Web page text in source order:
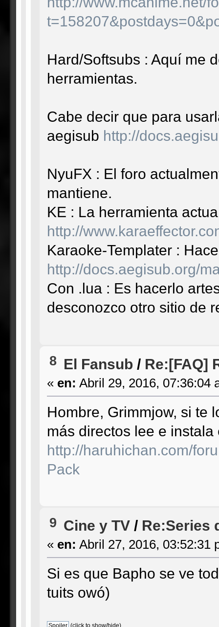
Hard/Softsubs : Aquí me
herramientas.
Cabe decir que para
aegisub http://
NyuFX : El foro
mantiene.
KE : La herramienta
http://
Karaoke-Templater :
http://docs.aegisub.org/
Con .lua : Es hacerlo
desconozco otro sitio de
8 El Fansub / Re:[FAQ]
« en: Abril 29, 2016, 07:36:04
Hombre, Grimmjow, si te
más directos lee e instala
http://haruhichan.com/
Pack
9 Cine y TV/ Re:Series
« en: Abril 27, 2016, 03:52:31
Si es que Bapho se ve
tuits owó)